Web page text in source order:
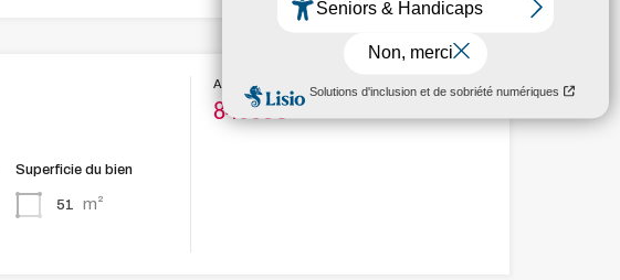
Superficie du bien
51 m²
Acheter
84000€